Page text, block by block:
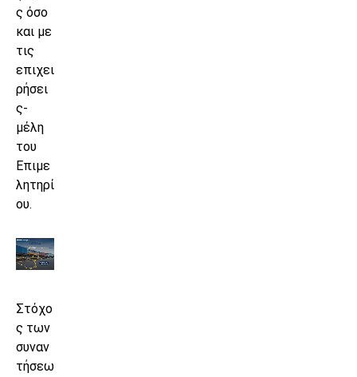
ς όσο
και με
τις
επιχει
ρήσει
ς-
μέλη
του
Επιμε
λητηρί
ου.
Στόχο
ς των
συναν
τήσεω